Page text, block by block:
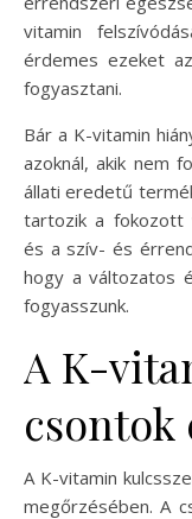
vitamin
érdemes ezeket
fogyasztani.
Bár a K-vitamin
azoknál, akik nem
állati eredetű
tartozik a fokozott
és a szív- és
hogy a változatos
fogyasszunk.
A K-
csontok
A K-vitamin
megőrzésében. A